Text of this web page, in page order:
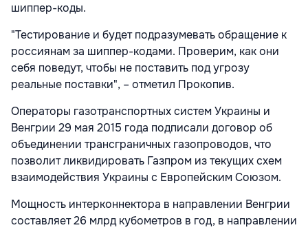
шиппер-коды.
"Тестирование и будет подразумевать обращение к
россиянам за шиппер-кодами. Проверим, как они
себя поведут, чтобы не поставить под угрозу
реальные поставки", – отметил Прокопив.
Операторы газотранспортных систем Украины и
Венгрии 29 мая 2015 года подписали договор об
объединении трансграничных газопроводов, что
позволит ликвидировать Газпром из текущих схем
взаимодействия Украины с Европейским Союзом.
Мощность интерконнектора в направлении Венгрии
составляет 26 млрд кубометров в год, в направлении